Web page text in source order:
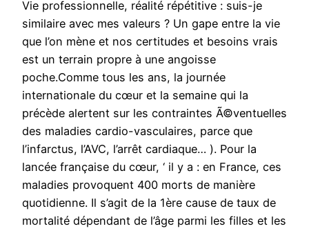
Vie professionnelle, réalité répétitive : suis-je
similaire avec mes valeurs ? Un gape entre la vie
que l’on mène et nos certitudes et besoins vrais
est un terrain propre à une angoisse
poche.Comme tous les ans, la journée
internationale du cœur et la semaine qui la
précède alertent sur les contraintes Ã©ventuelles
des maladies cardio-vasculaires, parce que
l’infarctus, l’AVC, l’arrêt cardiaque… ). Pour la
lancée française du cœur, ‘ il y a : en France, ces
maladies provoquent 400 morts de manière
quotidienne. Il s’agit de la 1ère cause de taux de
mortalité dépendant de l’âge parmi les filles et les